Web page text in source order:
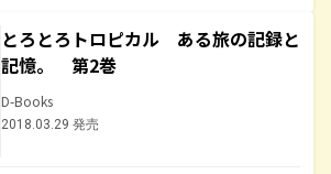
とろとろトロピカル ある旅の記録と
記憶。 第2巻
D-Books
2018.03.29 発売